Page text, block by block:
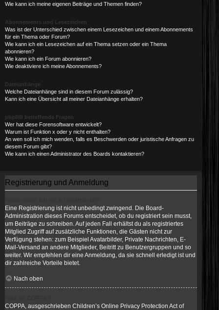
Wie kann ich meine eigenen Beiträge und Themen finden?
Abonnements und Lesezeichen
Was ist der Unterschied zwischen einem Lesezeichen und einem Abonnements
für ein Thema oder Forum?
Wie kann ich ein Lesezeichen auf ein Thema setzen oder ein Thema
abonnieren?
Wie kann ich ein Forum abonnieren?
Wie deaktiviere ich meine Abonnements?
Dateianhänge
Welche Dateianhänge sind in diesem Forum zulässig?
Kann ich eine Übersicht all meiner Dateianhänge erhalten?
phpBB betreffende Fragen
Wer hat diese Forensoftware entwickelt?
Warum ist Funktion x oder y nicht enthalten?
An wen soll ich mich wenden, falls es Beschwerden oder juristische Anfragen zu
diesem Forum gibt?
Wie kann ich einen Administrator des Boards kontaktieren?
Registrierung und Anmeldung
Eine Registrierung ist nicht unbedingt zwingend. Die Board-
Administration dieses Forums entscheidet, ob du registriert sein musst,
um Beiträge zu schreiben. Auf jeden Fall erhältst du als registriertes
Mitglied Zugriff auf zusätzliche Funktionen, die Gästen nicht zur
Verfügung stehen: zum Beispiel Avatarbilder, Private Nachrichten, E-
Mail-Versand an andere Mitglieder, Beitritt zu Benutzergruppen und so
weiter. Wir empfehlen dir eine Anmeldung, da sie schnell erledigt ist und
dir zahlreiche Vorteile bietet.
Nach oben
COPPA, ausgeschrieben Children’s Online Privacy Protection Act of